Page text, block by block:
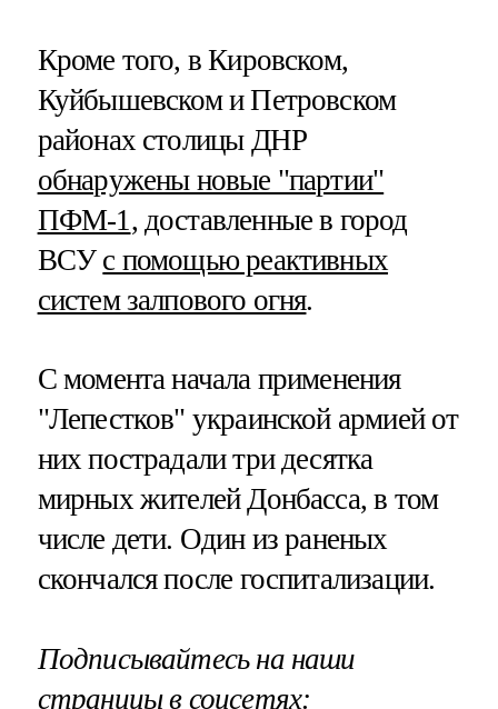
Кроме того, в Кировском,
Куйбышевском и Петровском
районах столицы ДНР
обнаружены новые "партии"
ПФМ-1, доставленные в город
ВСУ с помощью реактивных
систем залпового огня.
С момента начала применения
"Лепестков" украинской армией от
них пострадали три десятка
мирных жителей Донбасса, в том
числе дети. Один из раненых
скончался после госпитализации.
Подписывайтесь на наши
страницы в соцсетях: